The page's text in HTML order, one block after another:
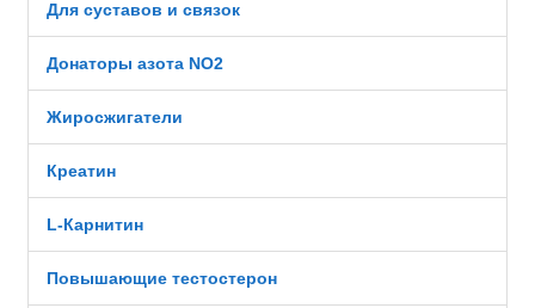
Для суставов и связок
Донаторы азота NO2
Жиросжигатели
Креатин
L-Карнитин
Повышающие тестостерон